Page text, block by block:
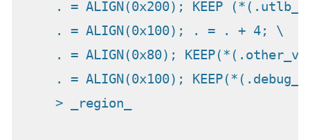
. = ALIGN(0x200); KEEP
    . = ALIGN(0x100); . = . + 4; \
. = ALIGN(0x80);
. = ALIGN(0x100);
    > _region_